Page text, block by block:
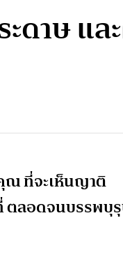
ดาษ แ
ณ ที่จะเห็นญาติ
ตลอดจนบรรพบุ